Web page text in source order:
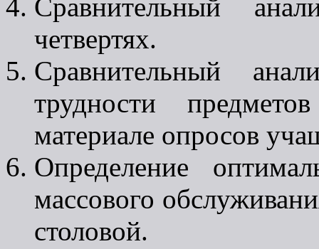
Сравнительный
четвертях.
Сравнительный
трудности
материале опросов
Определение
массового
столовой.